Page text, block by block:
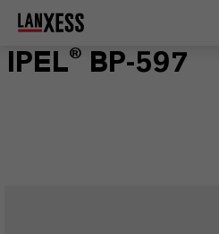
IPEL® BP-597